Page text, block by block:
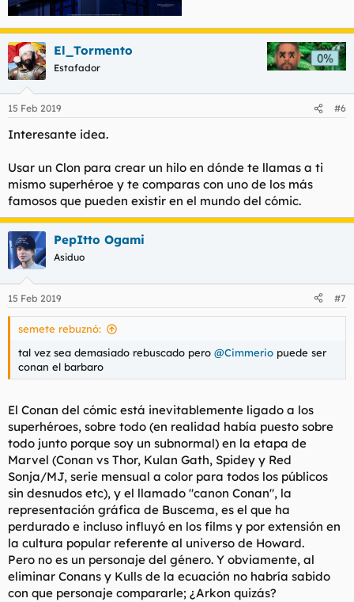
El_Tormento
Estafador
15 Feb 2019 #6
Interesante idea.
Usar un Clon para crear un hilo en dónde te llamas a ti
mismo superhéroe y te comparas con uno de los más
famosos que pueden existir en el mundo del cómic.
PepItto Ogami
Asiduo
15 Feb 2019 #7
semete rebuznó:
tal vez sea demasiado rebuscado pero @Cimmerio puede ser
conan el barbaro
El Conan del cómic está inevitablemente ligado a los
superhéroes, sobre todo (en realidad había puesto sobre
todo junto porque soy un subnormal) en la etapa de
Marvel (Conan vs Thor, Kulan Gath, Spidey y Red
Sonja/MJ, serie mensual a color para todos los públicos
sin desnudos etc), y el llamado "canon Conan", la
representación gráfica de Buscema, es el que ha
perdurado e incluso influyó en los films y por extensión en
la cultura popular referente al universo de Howard.
Pero no es un personaje del género. Y obviamente, al
eliminar Conans y Kulls de la ecuación no habría sabido
con que personaje compararle; ¿Arkon quizás?